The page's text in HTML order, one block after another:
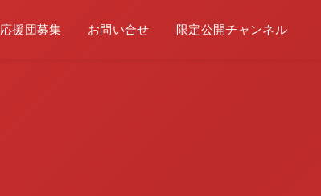
応援団募集 お問い合せ 限定公開チャンネル